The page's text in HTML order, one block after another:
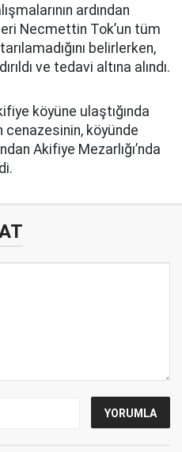
ardından
Necmettin Tok’un tüm
belirlerken,
ve tedavi altına alındı.
köyüne ulaştığında
cenazesinin, köyünde
Akifiye Mezarlığı’nda